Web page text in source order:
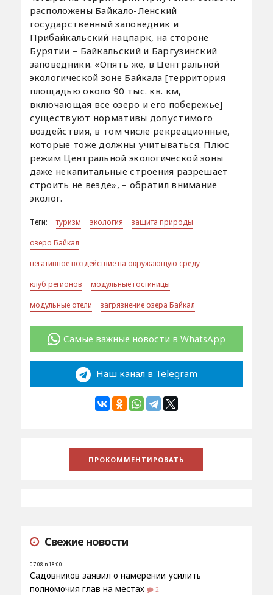
расположены Байкало-Ленский
государственный заповедник и
Прибайкальский нацпарк, на стороне
Бурятии – Байкальский и Баргузинский
заповедники. «Опять же, в Центральной
экологической зоне Байкала [территория
площадью около 90 тыс. кв. км,
включающая все озеро и его побережье]
существуют нормативы допустимого
воздействия, в том числе рекреационные,
которые тоже должны учитываться. Плюс
режим Центральной экологической зоны
даже некапитальные строения разрешает
строить не везде», – обратил внимание
эколог.
Теги: туризм экология
защита природы
озеро Байкал
негативное воздействие на окружающую среду
клуб регионов
модульные гостиницы
модульные отели
загрязнение озера Байкал
Самые важные новости в WhatsApp
Наш канал в Telegram
Свежие новости
07.08 в 18:00
Садовников заявил о намерении усилить
полномочия глав на местах
2